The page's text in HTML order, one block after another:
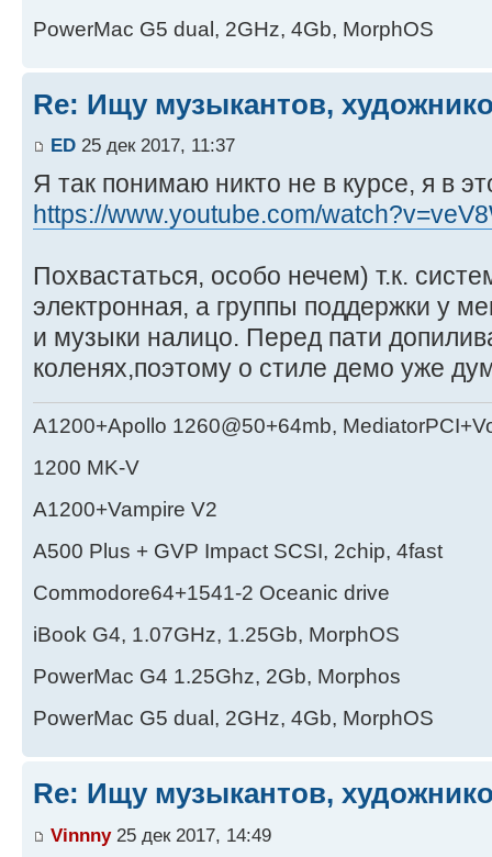
PowerMac G5 dual, 2GHz, 4Gb, MorphOS
Re: Ищу музыкантов,
ED 25 дек 2017, 11:37
Я так понимаю никто не в курсе, я в
https://www.youtube.com/
Похвастаться, особо нечем) т.к.
электронная, а группы поддержки у
и музыки налицо. Перед пати
коленях,поэтому о стиле демо уже
A1200+Apollo 1260@50+64mb,
1200 MK-V
A1200+Vampire V2
А500 Plus + GVP Impact SCSI, 2chip, 4fast
Commodore64+1541-2 Oceanic drive
iBook G4, 1.07GHz, 1.25Gb, MorphOS
PowerMac G4 1.25Ghz, 2Gb, Morphos
PowerMac G5 dual, 2GHz, 4Gb, MorphOS
Re: Ищу музыкантов,
Vinnny25 дек 2017, 14:49